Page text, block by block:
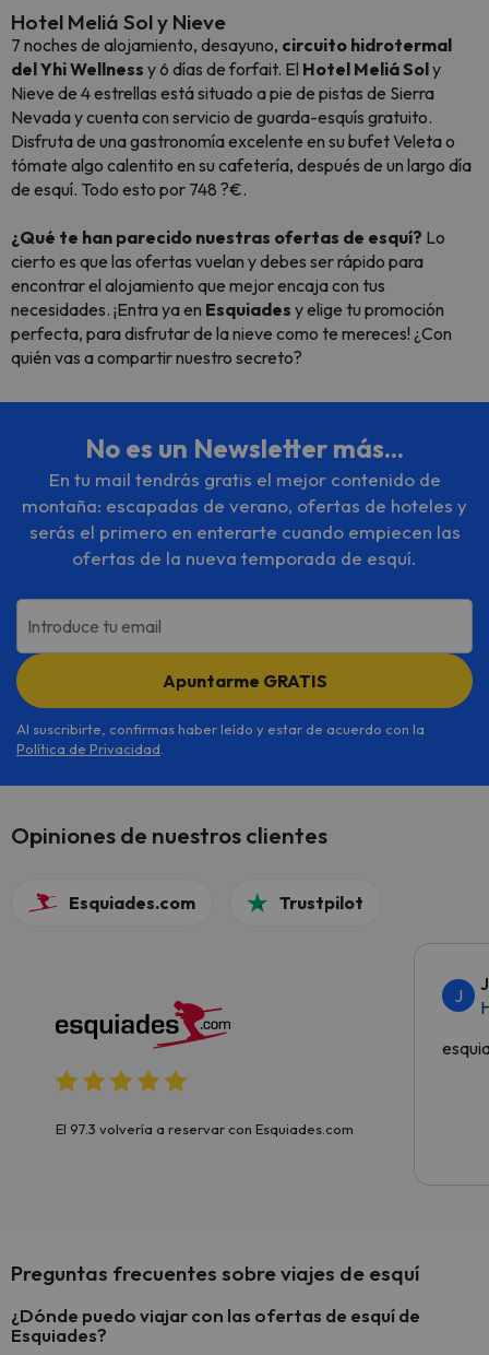
Hotel Meliá Sol y Nieve
7 noches de alojamiento, desayuno, circuito hidrotermal
del Yhi Wellness y 6 días de forfait. El Hotel Meliá Soly
Nieve de 4 estrellas está situado a pie de pistas de Sierra
Nevada y cuenta con servicio de guarda-esquís gratuito.
Disfruta de una gastronomía excelente en su bufetVeletao
tómate algo calentito en su cafetería, después de un largo día
de esquí. Todo esto por 748 ?€.
¿Qué te han parecido nuestras ofertas de esquí? Lo
cierto es que las ofertas vuelan y debes ser rápido para
encontrar el alojamiento que mejor encaja con tus
necesidades. ¡Entra ya en Esquiades y elige tu promoción
perfecta, para disfrutar de la nieve como te mereces! ¿Con
quién vas a compartir nuestro secreto?
No es un Newsletter más...
En tu mail tendrás gratis el mejor contenido de
montaña: escapadas de verano, ofertas de hoteles y
serás el primero en enterarte cuando empiecen las
ofertas de la nueva temporada de esquí.
Introduce tu email
Apuntarme GRATIS
Al suscribirte, confirmas haber leído y estar de acuerdo con la
Política de Privacidad
Opiniones de nuestros clientes
Esquiades.com Trustpilot
El 97.3 volvería a reservar con Esquiades.com
J
Preguntas frecuentes sobre viajes de esquí
¿Dónde puedo viajar con las ofertas de esquí de
Esquiades?